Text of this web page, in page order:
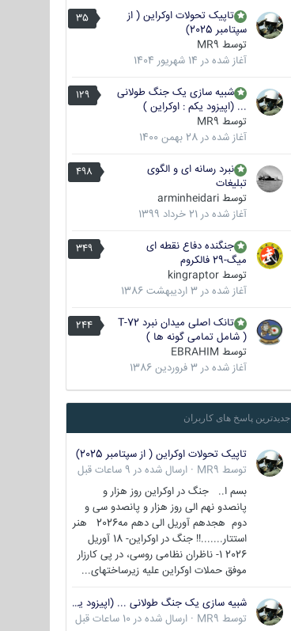
35
تاپیک تحولات اوکراین ( از
سپتامبر 2025)
توسط MR9
آغاز شده در 14 شهریور 1404
129
شبیه سازی یک جنگ طولانی
... (اپیزود یکم : اوکراین )
توسط MR9
آغاز شده در 28 بهمن 1400
498
نبرد رسانه ای و الگوی
تبلیغات
توسط arminheidari
آغاز شده در 21 خرداد 1399
349
جنگنده دفاع نقطه ای
میگ-29 فالکروم
توسط kingraptor
آغاز شده در 3 اردیبهشت 1386
244
تانک اصلی میدان نبرد T-72
( شامل تمامی گونه ها )
توسط EBRAHIM
آغاز شده در 3 فروردین 1386
جدیدترین پاسخ های کاربران
تاپیک تحولات اوکراین ( از سپتامبر 2025)
توسط MR9
· ارسال شده در 9 ساعات قبل
بسم ا.. جنگ در اوکراین روز هزار و
پانصدو نهم الی روز هزار و پانصدو سی و
دوم هجدهم آوریل الی دهم مه2026 هنر
استتار.......!! جنگ در اوکراین- 18 آوریل
2026 1- ناظران نظامی روسی، در پی کارزار
موفق حملات اوکراین علیه زیرساختهای...
شبیه سازی یک جنگ طولانی ... (اپیزود یکم : اوکراین )
توسط MR9
· ارسال شده در 10 ساعات قبل